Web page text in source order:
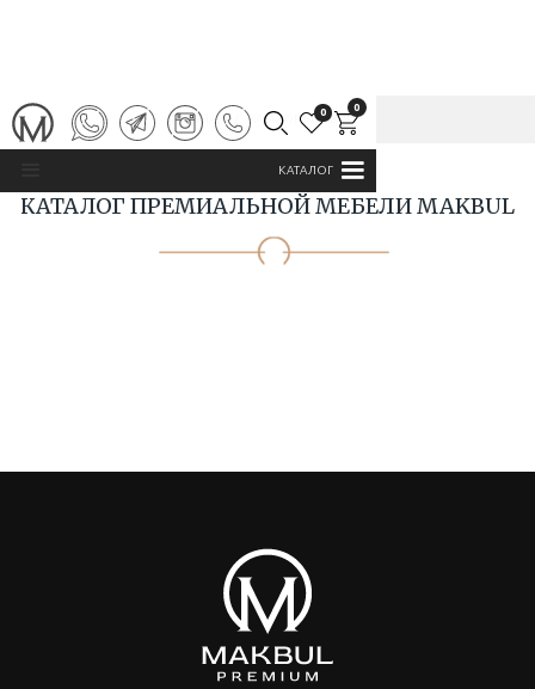
0 0
КАТАЛОГ
ГЛАВНАЯ КАТАЛОГ MAKBUL
КАТАЛОГ ПРЕМИАЛЬНОЙ МЕБЕЛИ MAKBUL